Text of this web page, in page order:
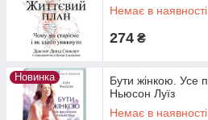
Немає в наявності
274 ₴
Новинка
Бути жінкою. Усе
Ньюсон Луїз
Немає в наявності